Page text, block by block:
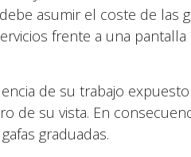
asumir el coste de las
frente a una pantalla
de su trabajo expuesto
de su vista. En
graduadas.